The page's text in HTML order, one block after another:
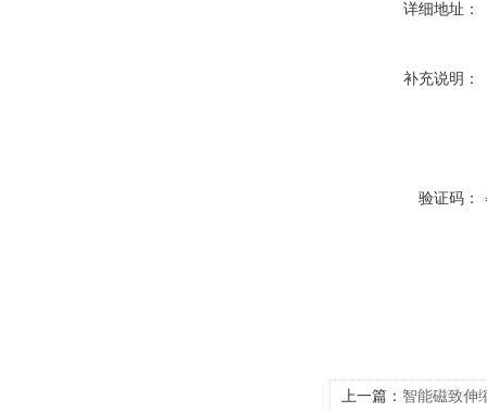
详细地址：
补充说明：
验证码：
上一篇： 智能磁致伸